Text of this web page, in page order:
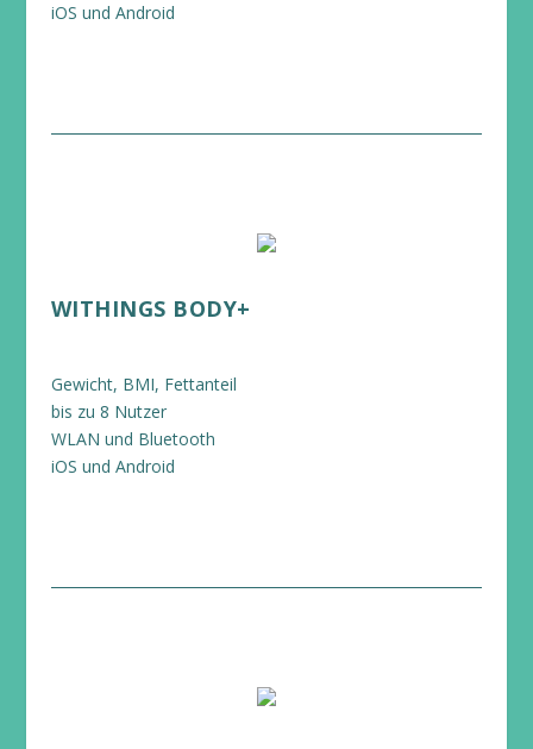
iOS und Android
WITHINGS BODY+
Gewicht, BMI, Fettanteil
bis zu 8 Nutzer
WLAN und Bluetooth
iOS und Android